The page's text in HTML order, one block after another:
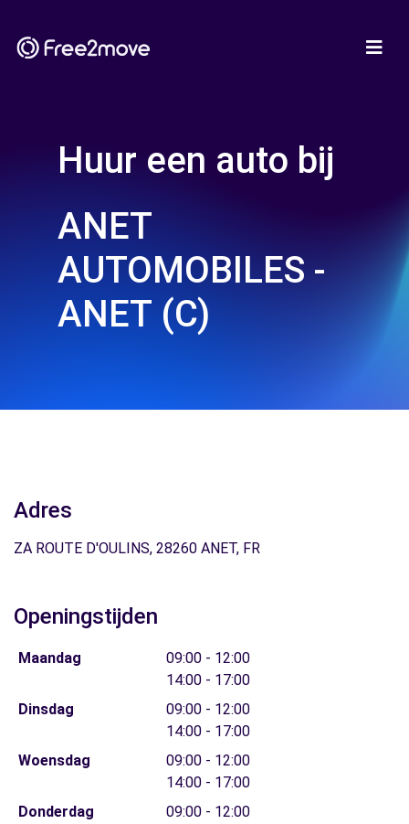
Huur een auto bij
ANET
AUTOMOBILES -
ANET (C)
Adres
ZA ROUTE D'OULINS, 28260 ANET, FR
Openingstijden
Maandag
09:00 - 12:00
14:00 - 17:00
Dinsdag
09:00 - 12:00
14:00 - 17:00
Woensdag
09:00 - 12:00
14:00 - 17:00
Donderdag
09:00 - 12:00